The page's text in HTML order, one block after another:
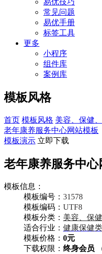
易优技巧
常见问题
易优手册
标签工具
更多
小程序
组件库
案例库
模板风格
首页 模板风格 美容、保健
老年康养服务中心网站模板
模板演示 立即下载
老年康养服务中心
模板信息：
模板编号： 31578
模板编码： UTF8
模板分类： 美容、保
适合行业： 健康保健
模板价格： 0元
下载权限： 终身会员